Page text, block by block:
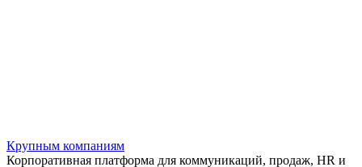
Крупным компаниям
Корпоративная платформа для коммуникаций, продаж, HR и